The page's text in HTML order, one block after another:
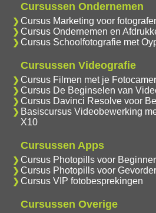
Cursussen Ondernemen
Cursus Marketing voor
Cursus Ondernemen en
Cursus Schoolfotografie met
Cursussen Videografie
Cursus Filmen met je
Cursus De Beginselen van
Cursus Davinci Resolve voor
Basiscursus Videobewerking
X10
Cursussen Apps
Cursus Photopills voor
Cursus Photopills voor
Cursus VIP fotobesprekingen
Cursussen Overige